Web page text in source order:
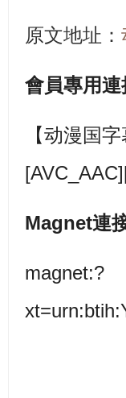
原文地址：
會員專用連
【动漫国
Magnet連
magnet:?